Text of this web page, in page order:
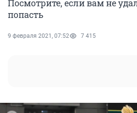
Посмотрите, если вам не
попасть
9 февраля 2021, 07:52 7 415